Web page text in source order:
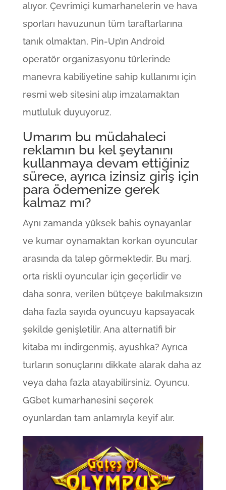
alıyor. Çevrimiçi kumarhanelerin ve hava
sporları havuzunun tüm taraftarlarına
tanık olmaktan, Pin-Up’ın Android
operatör organizasyonu türlerinde
manevra kabiliyetine sahip kullanımı için
resmi web sitesini alıp imzalamaktan
mutluluk duyuyoruz.
Umarım bu müdahaleci
reklamın bu kel şeytanını
kullanmaya devam ettiğiniz
sürece, ayrıca izinsiz giriş için
para ödemenize gerek
kalmaz mı?
Aynı zamanda yüksek bahis oynayanlar
ve kumar oynamaktan korkan oyuncular
arasında da talep görmektedir. Bu marj,
orta riskli oyuncular için geçerlidir ve
daha sonra, verilen bütçeye bakılmaksızın
daha fazla sayıda oyuncuyu kapsayacak
şekilde genişletilir. Ana alternatifi bir
kitaba mı indirgenmiş, ayushka? Ayrıca
turların sonuçlarını dikkate alarak daha az
veya daha fazla atayabilirsiniz. Oyuncu,
GGbet kumarhanesini seçerek
oyunlardan tam anlamıyla keyif alır.